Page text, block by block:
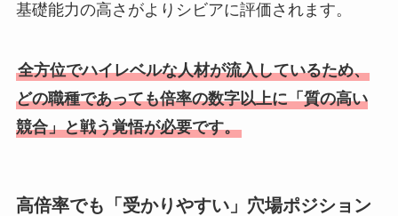
基礎能力の高さがよりシビアに評価されます。
全方位でハイレベルな人材が流入しているため、
どの職種であっても倍率の数字以上に「質の高い
競合」と戦う覚悟が必要です。
高倍率でも「受かりやすい」穴場ポジション